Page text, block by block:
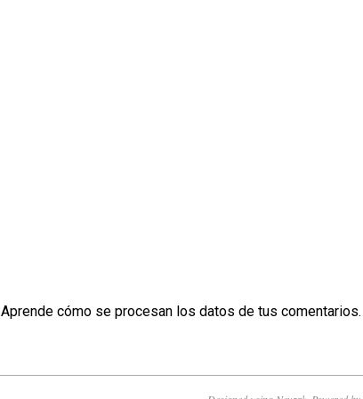
Aprende cómo se procesan los datos de tus comentarios.